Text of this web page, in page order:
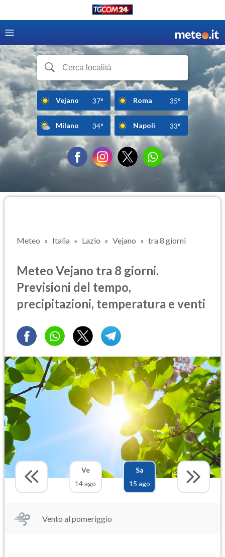
Vejano 37° Roma 35°
Milano 34° Napoli 33°
Meteo Italia Lazio Vejano tra 8 giorni
Meteo Vejano tra 8 giorni.
Previsioni del tempo,
precipitazioni, temperatura e venti
Ve
14 ago
Sa
15 ago
Vento al pomeriggio